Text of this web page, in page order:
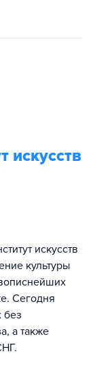
искусств
искусств
культуры
Сегодня
без
а также